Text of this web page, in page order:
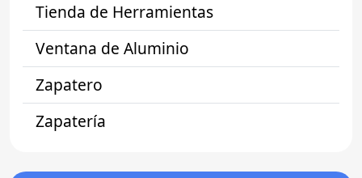
Tienda de Herramientas
Ventana de Aluminio
Zapatero
Zapatería